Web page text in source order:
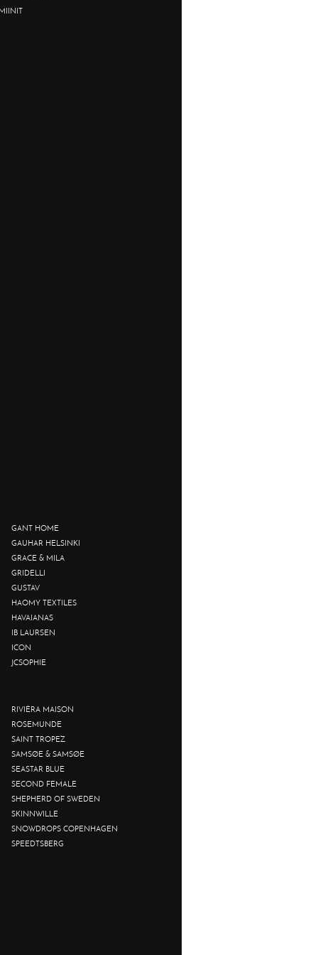
GANT HOME
GAUHAR HELSINKI
GRACE & MILA
GRIDELLI
GUSTAV
HAOMY TEXTILES
HAVAIANAS
IB LAURSEN
ICON
JCSOPHIE
RIVIÈRA MAISON
ROSEMUNDE
SAINT TROPEZ
SAMSØE & SAMSØE
SEASTAR BLUE
SECOND FEMALE
SHEPHERD OF SWEDEN
SKINNWILLE
SNOWDROPS COPENHAGEN
SPEEDTSBERG